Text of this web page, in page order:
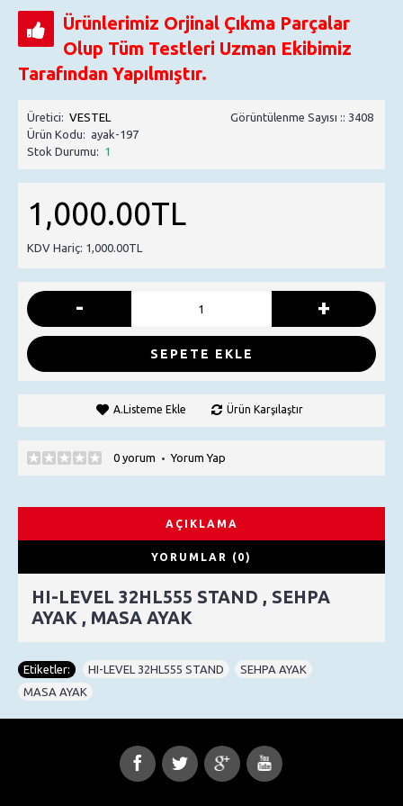
Ürünlerimiz Orjinal Çıkma Parçalar
Olup Tüm Testleri Uzman Ekibimiz
Tarafından Yapılmıştır.
Görüntülenme Sayısı :: 3408
Üretici: VESTEL
Ürün Kodu: ayak-197
Stok Durumu: 1
1,000.00TL
KDV Hariç: 1,000.00TL
- +
SEPETE EKLE
A.Listeme Ekle Ürün Karşılaştır
0 yorum •Yorum Yap
AÇIKLAMA
YORUMLAR (0)
HI-LEVEL 32HL555 STAND , SEHPA
AYAK , MASA AYAK
Etiketler: HI-LEVEL 32HL555 STAND SEHPA AYAK
MASA AYAK